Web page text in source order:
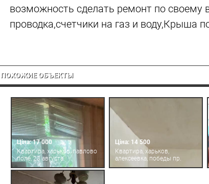
возможность сделать ремонт по
проводка,счетчики на газ и воду,Крыша
ПОХОЖИЕ ОБЪЕКТЫ
Ціна: 17 000
Квартира, харьков, павлово
поле, 23 августа
Ціна: 14 500
Квартира, харьков,
алексеевка, победы пр.